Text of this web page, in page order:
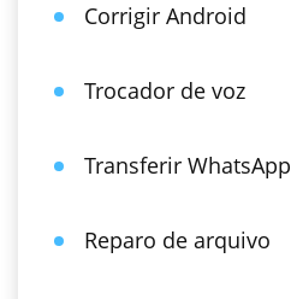
Corrigir Android
Trocador de voz
Transferir WhatsApp
Reparo de arquivo